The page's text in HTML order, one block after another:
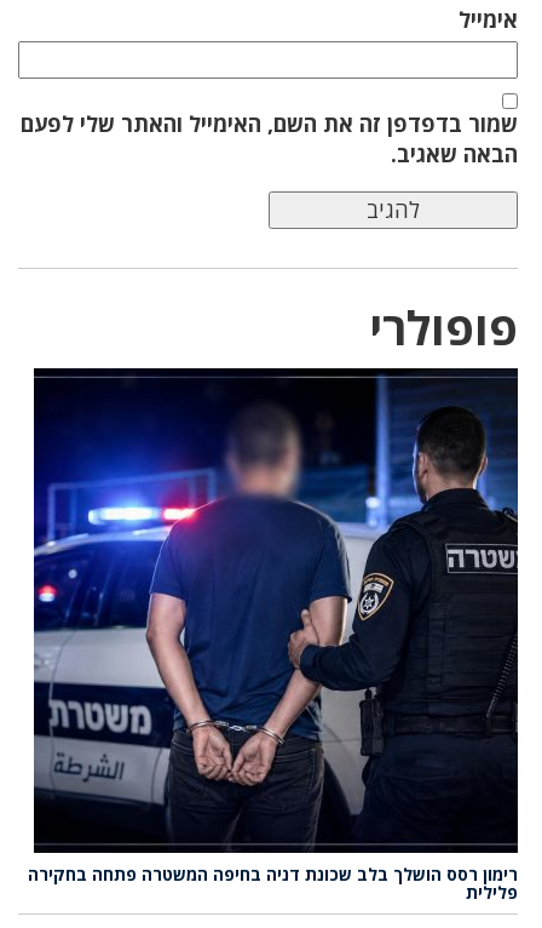
אימייל
שמור בדפדפן זה את השם, האימייל והאתר שלי לפעם
הבאה שאגיב.
פופולרי
רימון רסס הושלך בלב שכונת דניה בחיפה המשטרה פתחה בחקירה
פלילית